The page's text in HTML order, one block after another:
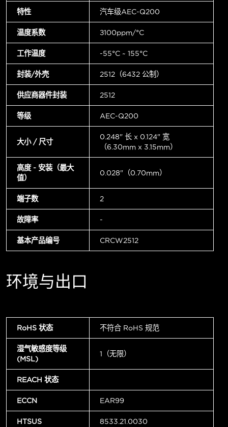
特性 汽车级AEC-Q200
温度系数 ±100ppm/°C
工作温度 -55°C ~ 155°C
封装/外壳 2512（6432 公制）
供应商器件封装 2512
等级 AEC-Q200
大小 / 尺寸
0.248" 长 x 0.124" 宽
（6.30mm x 3.15mm）
高度 - 安装（最大
值）
0.028"（0.70mm）
端子数 2
故障率 -
基本产品编号 CRCW2512
环境与出口
RoHS 状态 不符合 RoHS 规范
湿气敏感度等级
(MSL)
1（无限）
REACH 状态
ECCN EAR99
HTSUS 8533.21.0030